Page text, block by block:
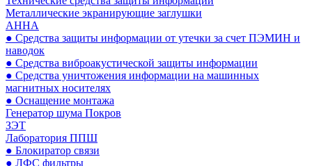
Металлические экранирующие заглушки
АННА
● Средства защиты информации от утечки за счет ПЭМИН и
наводок
● Средства виброакустической защиты информации
● Средства уничтожения информации на машинных
магнитных носителях
● Оснащение монтажа
Генератор шума Покров
ЗЭТ
Лаборатория ППШ
● Блокиратор связи
● ЛФС фильтры